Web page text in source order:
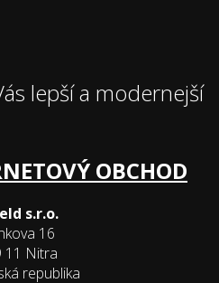
lepší a modernejší
OBCHOD
s.r.o.
16
11 Nitra
republika